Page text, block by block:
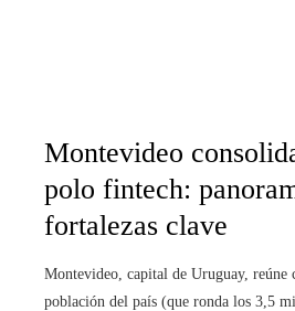
Montevideo
polo fintech:
fortalezas clave
Montevideo, capital de Uruguay, reúne
población del país (que ronda los 3,5